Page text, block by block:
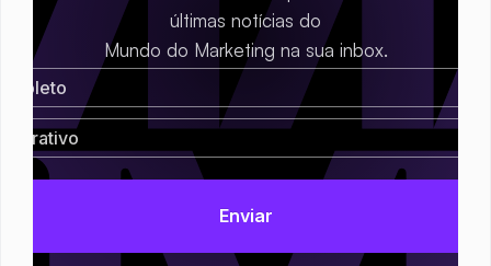
últimas notícias do
Mundo do Marketing na sua inbox.